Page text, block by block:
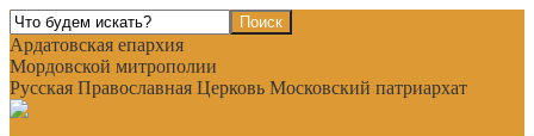
Ардатовская епархия
Мордовской митрополии
Русская Православная Церковь Московский патриархат